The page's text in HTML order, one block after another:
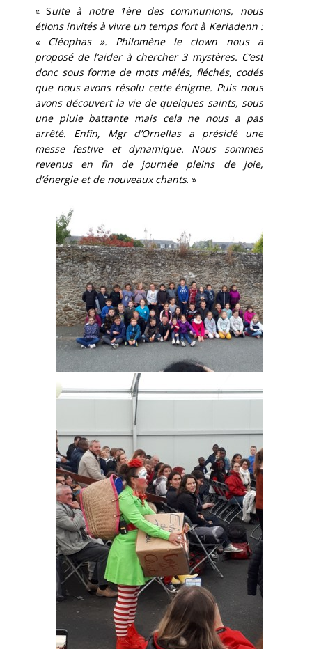
« Suite à notre 1ère des communions, nous
étions invités à vivre un temps fort à Keriadenn :
« Cléophas ». Philomène le clown nous a
proposé de l’aider à chercher 3 mystères. C’est
donc sous forme de mots mêlés, fléchés, codés
que nous avons résolu cette énigme. Puis nous
avons découvert la vie de quelques saints, sous
une pluie battante mais cela ne nous a pas
arrêté. Enfin, Mgr d’Ornellas a présidé une
messe festive et dynamique. Nous sommes
revenus en fin de journée pleins de joie,
d’énergie et de nouveaux chants. »